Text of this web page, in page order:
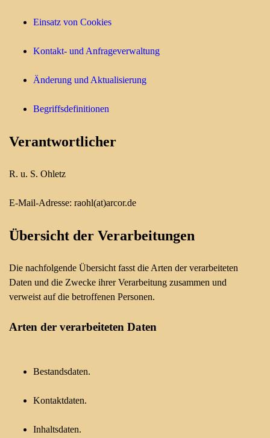
Einsatz von Cookies
Kontakt- und Anfrageverwaltung
Änderung und Aktualisierung
Begriffsdefinitionen
Verantwortlicher
R. u. S. Ohletz
E-Mail-Adresse: raohl(at)arcor.de
Übersicht der Verarbeitungen
Die nachfolgende Übersicht fasst die Arten der verarbeiteten
Daten und die Zwecke ihrer Verarbeitung zusammen und
verweist auf die betroffenen Personen.
Arten der verarbeiteten Daten
Bestandsdaten.
Kontaktdaten.
Inhaltsdaten.